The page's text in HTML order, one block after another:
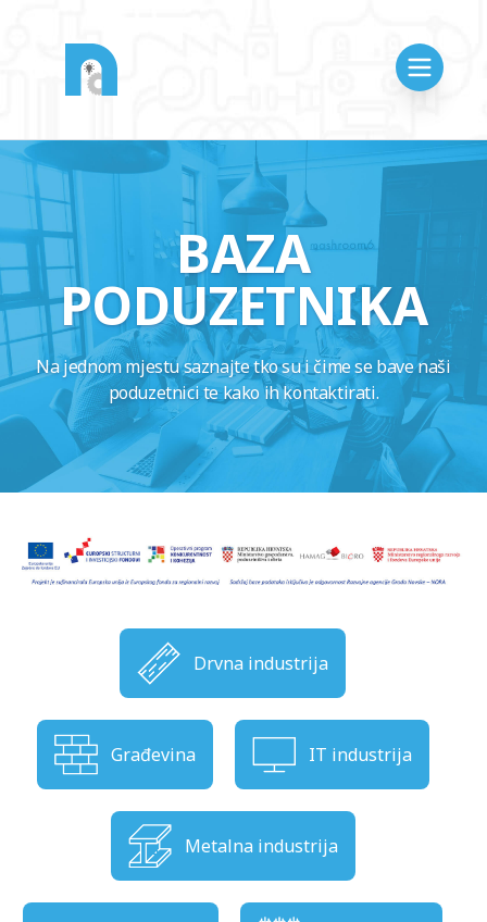
BAZA
PODUZETNIKA
Na jednom mjestu saznajte tko su i čime se bave naši
poduzetnici te kako ih kontaktirati.
Drvna industrija
Građevina IT industrija
Metalna industrija